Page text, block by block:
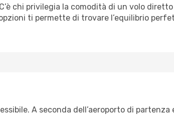
chi privilegia la comodità di un volo
ti permette di trovare l’equilibrio
A seconda dell’aeroporto di partenza